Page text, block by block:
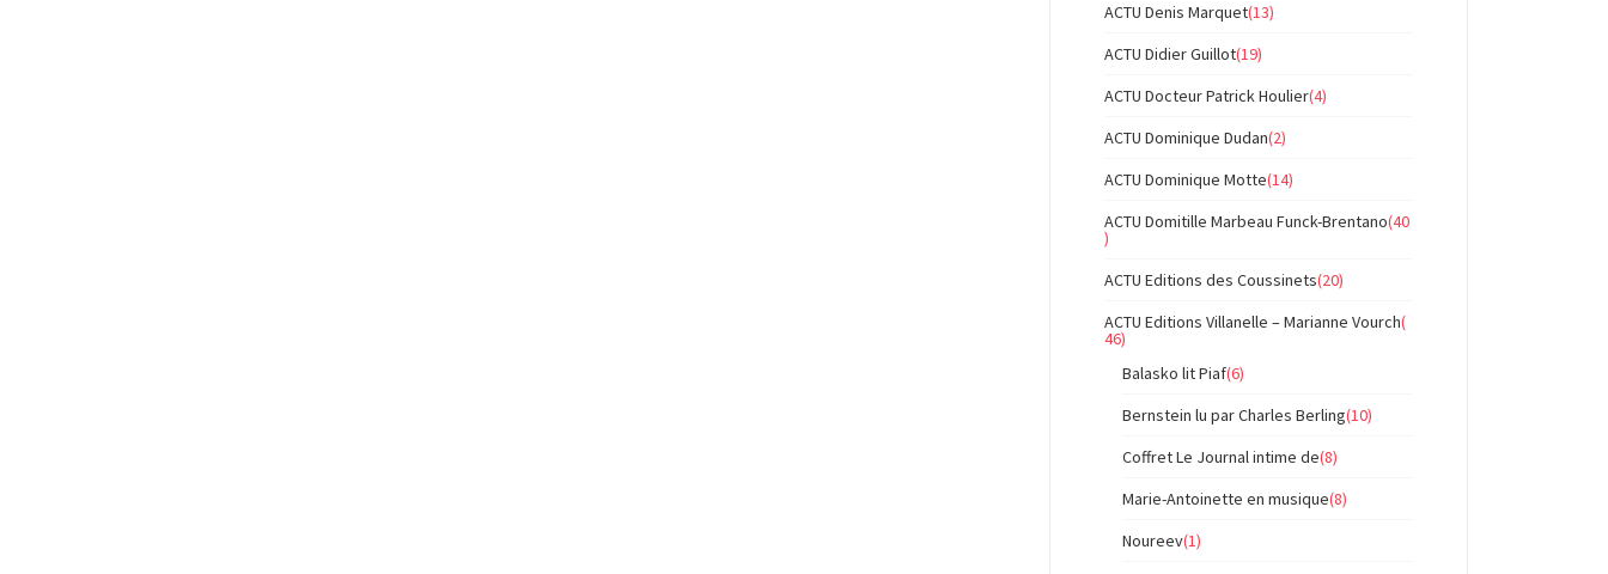
ACTU Denis Marquet(13)
ACTU Didier Guillot(19)
ACTU Docteur Patrick Houlier(4)
ACTU Dominique Dudan(2)
ACTU Dominique Motte(14)
ACTU Domitille Marbeau Funck-Brentano(40
)
ACTU Editions des Coussinets(20)
ACTU Editions Villanelle – Marianne Vourch(
46)
Balasko lit Piaf(6)
Bernstein lu par Charles Berling(10)
Coffret Le Journal intime de(8)
Marie-Antoinette en musique(8)
Noureev(1)